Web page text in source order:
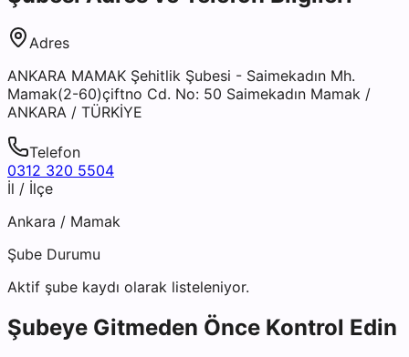
Adres
ANKARA MAMAK Şehitlik Şubesi - Saimekadın Mh.
Mamak(2-60)çiftno Cd. No: 50 Saimekadın Mamak /
ANKARA / TÜRKİYE
Telefon
0312 320 5504
İl / İlçe
Ankara / Mamak
Şube Durumu
Aktif şube kaydı olarak listeleniyor.
Şubeye Gitmeden Önce Kontrol Edin